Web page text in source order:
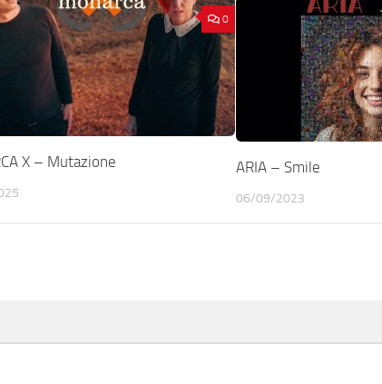
0
X – Mutazione ARIA – Smile
06/09/2023